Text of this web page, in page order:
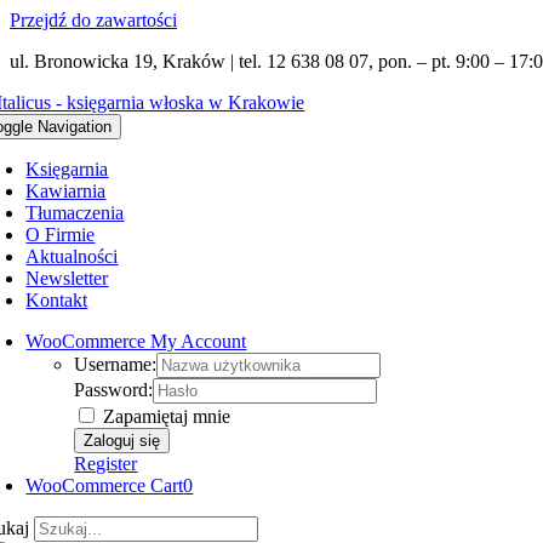
Przejdź do zawartości
ul. Bronowicka 19, Kraków | tel. 12 638 08 07, pon. – pt. 9:00 –
Navigation
Księgarnia
Kawiarnia
Tłumaczenia
O Firmie
Aktualności
Newsletter
Kontakt
WooCommerce My Account
Username:
Password:
Zapamiętaj mnie
Register
WooCommerce Cart0